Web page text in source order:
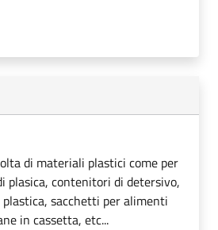
di materiali plastici come per
plasica, contenitori di detersivo,
sacchetti per alimenti
in cassetta, etc...